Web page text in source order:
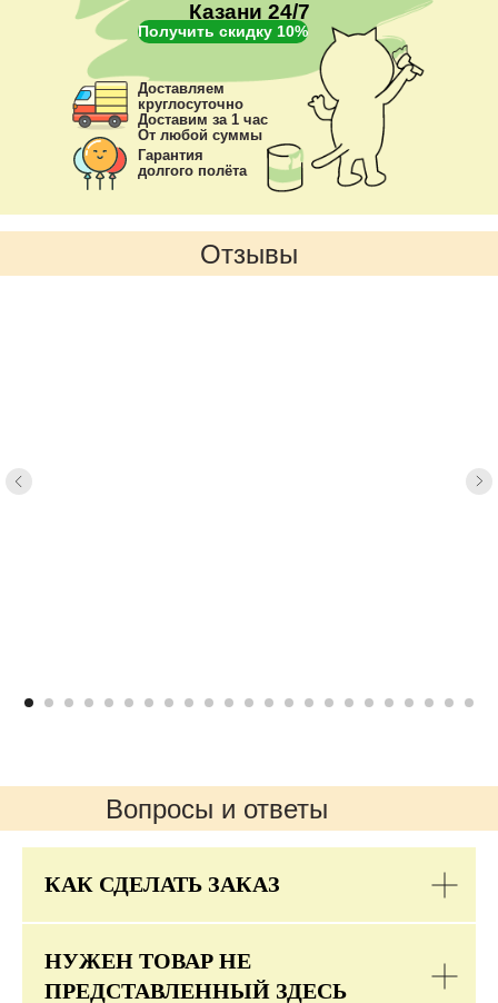
Казани 24/7
Получить скидку 10%
Доставляем
круглосуточно
Доставим за 1 час
От любой суммы
Гарантия
долгого полёта
Отзывы
Вопросы и ответы
КАК СДЕЛАТЬ ЗАКАЗ
НУЖЕН ТОВАР НЕ
ПРЕДСТАВЛЕННЫЙ ЗДЕСЬ